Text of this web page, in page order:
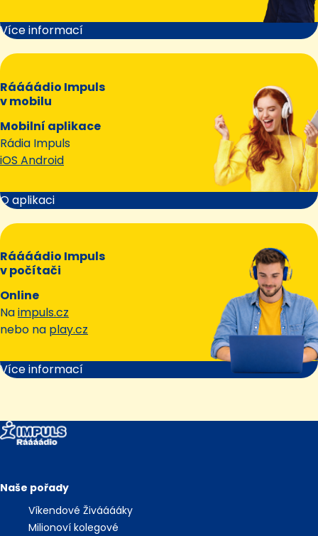
Více informací
Ráááádio Impuls
v mobilu
Mobilní aplikace
Rádia Impuls
iOS Android
O aplikaci
Ráááádio Impuls
v počítači
Online
Naimpuls.cz
nebo na play.cz
Více informací
Naše pořady
Víkendové Živááááky
Milionoví kolegové